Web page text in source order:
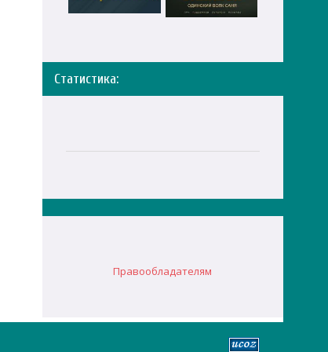
Статистика:
Правообладателям